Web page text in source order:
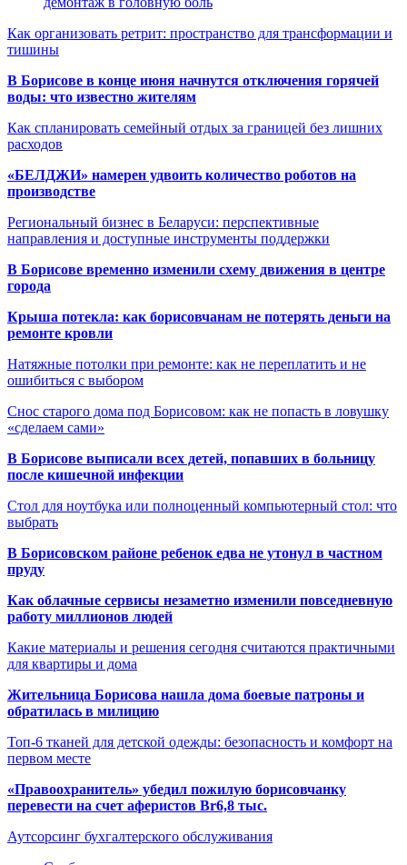
Как организовать ретрит: пространство для трансформации и
тишины
В Борисове в конце июня начнутся отключения горячей
воды: что известно жителям
Как спланировать семейный отдых за границей без лишних
расходов
«БЕЛДЖИ» намерен удвоить количество роботов на
производстве
Региональный бизнес в Беларуси: перспективные
направления и доступные инструменты поддержки
В Борисове временно изменили схему движения в центре
города
Крыша потекла: как борисовчанам не потерять деньги на
ремонте кровли
Натяжные потолки при ремонте: как не переплатить и не
ошибиться с выбором
Снос старого дома под Борисовом: как не попасть в ловушку
«сделаем сами»
В Борисове выписали всех детей, попавших в больницу
после кишечной инфекции
Стол для ноутбука или полноценный компьютерный стол: что
выбрать
В Борисовском районе ребенок едва не утонул в частном
пруду
Как облачные сервисы незаметно изменили повседневную
работу миллионов людей
Какие материалы и решения сегодня считаются практичными
для квартиры и дома
Жительница Борисова нашла дома боевые патроны и
обратилась в милицию
Топ-6 тканей для детской одежды: безопасность и комфорт на
первом месте
«Правоохранитель» убедил пожилую борисовчанку
перевести на счет аферистов Br6,8 тыс.
Аутсорсинг бухгалтерского обслуживания